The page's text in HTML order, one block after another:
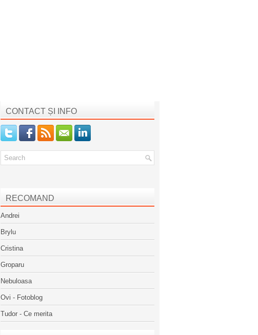
CONTACT ȘI INFO
RECOMAND
Andrei
Brylu
Cristina
Groparu
Nebuloasa
Ovi - Fotoblog
Tudor - Ce merita